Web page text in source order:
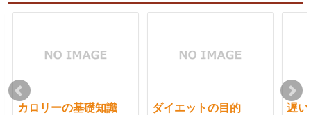
カロリーの基礎知識
ダイエットの目的 遅